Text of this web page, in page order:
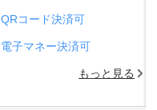
QRコード決済可
電子マネー決済可
もっと見る